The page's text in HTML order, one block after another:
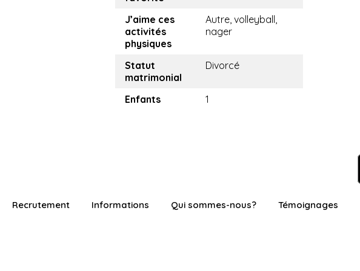
J’aime ces
activités
physiques
Autre, volleyball,
nager
Statut
matrimonial
Divorcé
Enfants 1
Recrutement Informations Qui sommes-nous? Témoignages